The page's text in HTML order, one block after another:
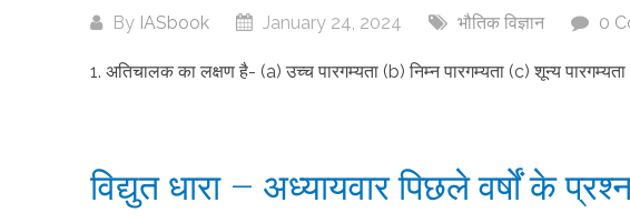
By IASbook January 24, 2024 भौतिक विज्ञान 0
1. अतिचालक का लक्षण है- (a) उच्च पारगम्यता (b) निम्न पारगम्यता (c) शून्य
विद्युत धारा – अध्यायवार पिछले वर्षों के